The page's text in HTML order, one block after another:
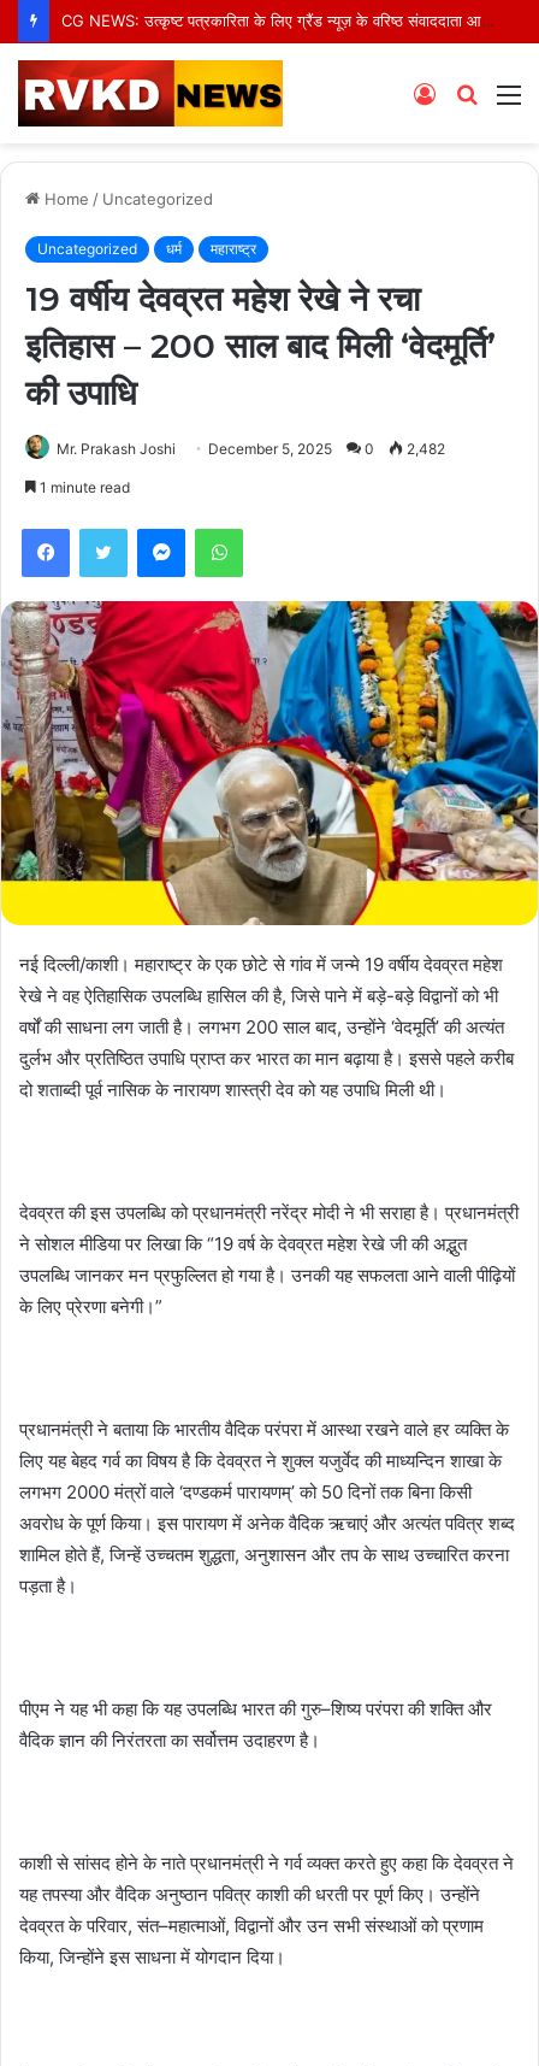
CG NEWS: उत्कृष्ट पत्रकारिता के लिए ग्रैंड न्यूज़ के वरिष्ठ संवाददाता आर.के. राजपूत हुए सम्मानित
Search
Log
Home / Uncategorized
Uncategorized धर्म महाराष्ट्र
19 वर्षीय देवव्रत महेश रेखे ने रचा
इतिहास – 200 साल बाद मिली ‘वेदमूर्ति’
की उपाधि
Mr. Prakash Joshi December 5, 2025 0 2,482
1 minute read
FacebookTwitter MessengerWhatsApp
नई दिल्ली/काशी। महाराष्ट्र के एक छोटे से गांव में जन्मे 19 वर्षीय देवव्रत महेश
रेखे ने वह ऐतिहासिक उपलब्धि हासिल की है, जिसे पाने में बड़े-बड़े विद्वानों को भी
वर्षों की साधना लग जाती है। लगभग 200 साल बाद, उन्होंने ‘वेदमूर्ति’ की अत्यंत
दुर्लभ और प्रतिष्ठित उपाधि प्राप्त कर भारत का मान बढ़ाया है। इससे पहले करीब
दो शताब्दी पूर्व नासिक के नारायण शास्त्री देव को यह उपाधि मिली थी।
देवव्रत की इस उपलब्धि को प्रधानमंत्री नरेंद्र मोदी ने भी सराहा है। प्रधानमंत्री
ने सोशल मीडिया पर लिखा कि “19 वर्ष के देवव्रत महेश रेखे जी की अद्भुत
उपलब्धि जानकर मन प्रफुल्लित हो गया है। उनकी यह सफलता आने वाली पीढ़ियों
के लिए प्रेरणा बनेगी।”
प्रधानमंत्री ने बताया कि भारतीय वैदिक परंपरा में आस्था रखने वाले हर व्यक्ति के
लिए यह बेहद गर्व का विषय है कि देवव्रत ने शुक्ल यजुर्वेद की माध्यन्दिन शाखा के
लगभग 2000 मंत्रों वाले ‘दण्डकर्म पारायणम्’ को 50 दिनों तक बिना किसी
अवरोध के पूर्ण किया। इस पारायण में अनेक वैदिक ऋचाएं और अत्यंत पवित्र शब्द
शामिल होते हैं, जिन्हें उच्चतम शुद्धता, अनुशासन और तप के साथ उच्चारित करना
पड़ता है।
पीएम ने यह भी कहा कि यह उपलब्धि भारत की गुरु–शिष्य परंपरा की शक्ति और
वैदिक ज्ञान की निरंतरता का सर्वोत्तम उदाहरण है।
काशी से सांसद होने के नाते प्रधानमंत्री ने गर्व व्यक्त करते हुए कहा कि देवव्रत ने
यह तपस्या और वैदिक अनुष्ठान पवित्र काशी की धरती पर पूर्ण किए। उन्होंने
देवव्रत के परिवार, संत–महात्माओं, विद्वानों और उन सभी संस्थाओं को प्रणाम
किया, जिन्होंने इस साधना में योगदान दिया।